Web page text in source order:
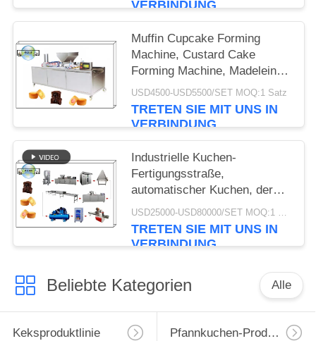
VERBINDUNG
Muffin Cupcake Forming
Machine, Custard Cake
Forming Machine, Madeleine
Cupcake Forming Machine
Ausrüstung für die Herstellung
von Muffins und Cupcakes
USD4500-USD5500/SET MOQ:1 Satz
TRETEN SIE MIT UNS IN
VERBINDUNG
Industrielle Kuchen-
Fertigungsstraße,
automatischer Kuchen, der
Maschine wirtschaftlich
herstellt
TRETEN SIE MIT UNS IN
VERBINDUNG
Beliebte Kategorien Alle
Keksproduktlinie Pfannkuchen-Produktionslinie